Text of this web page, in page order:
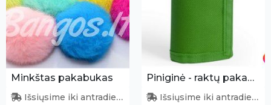
Minkštas pakabukas
Išsiųsime iki antradienio
Piniginė - raktų pakabukas
Išsiųsime iki antradienio